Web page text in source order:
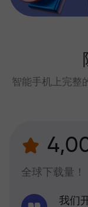
智能手机上完整
全球下载量！
我们